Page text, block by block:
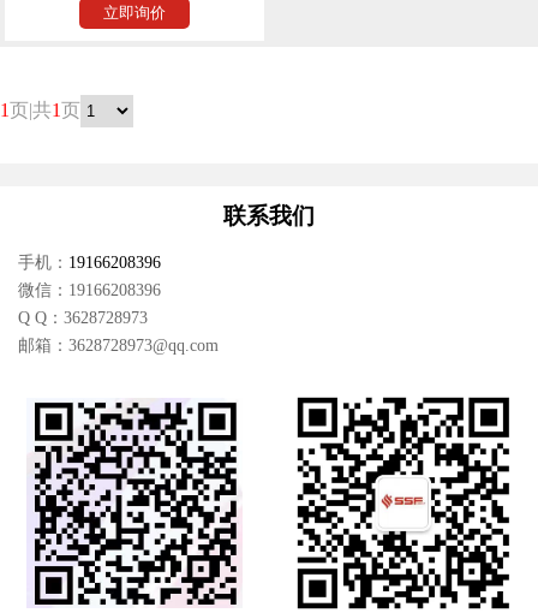
立即询价
1页|共1页
联系我们
手机： 19166208396
微信： 19166208396
Q Q： 3628728973
邮箱： 3628728973@qq.com